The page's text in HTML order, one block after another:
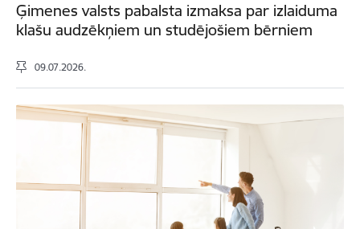
Ģimenes valsts pabalsta izmaksa par izlaiduma
klašu audzēkņiem un studējošiem bērniem
09.07.2026.